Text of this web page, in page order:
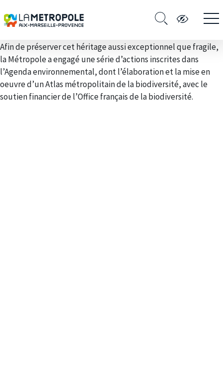
Afin de préserver cet héritage aussi exceptionnel que fragile,
la Métropole a engagé une série d’actions inscrites dans
l’Agenda environnemental, dont l’élaboration et la mise en
oeuvre d’un Atlas métropolitain de la biodiversité, avec le
soutien financier de l’Office français de la biodiversité.